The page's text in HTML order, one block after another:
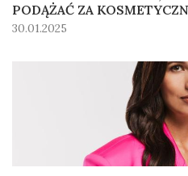
PODĄŻAĆ ZA
30.01.2025